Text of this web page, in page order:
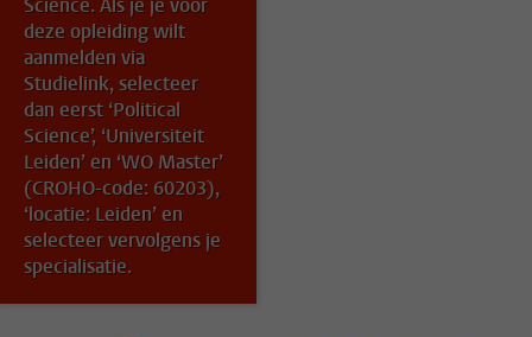
Science. Als je je voor
deze opleiding wilt
aanmelden via
Studielink, selecteer
dan eerst ‘Political
Science’, ‘Universiteit
Leiden’ en ‘WO Master’
(CROHO-code: 60203),
‘locatie: Leiden’ en
selecteer vervolgens je
specialisatie.